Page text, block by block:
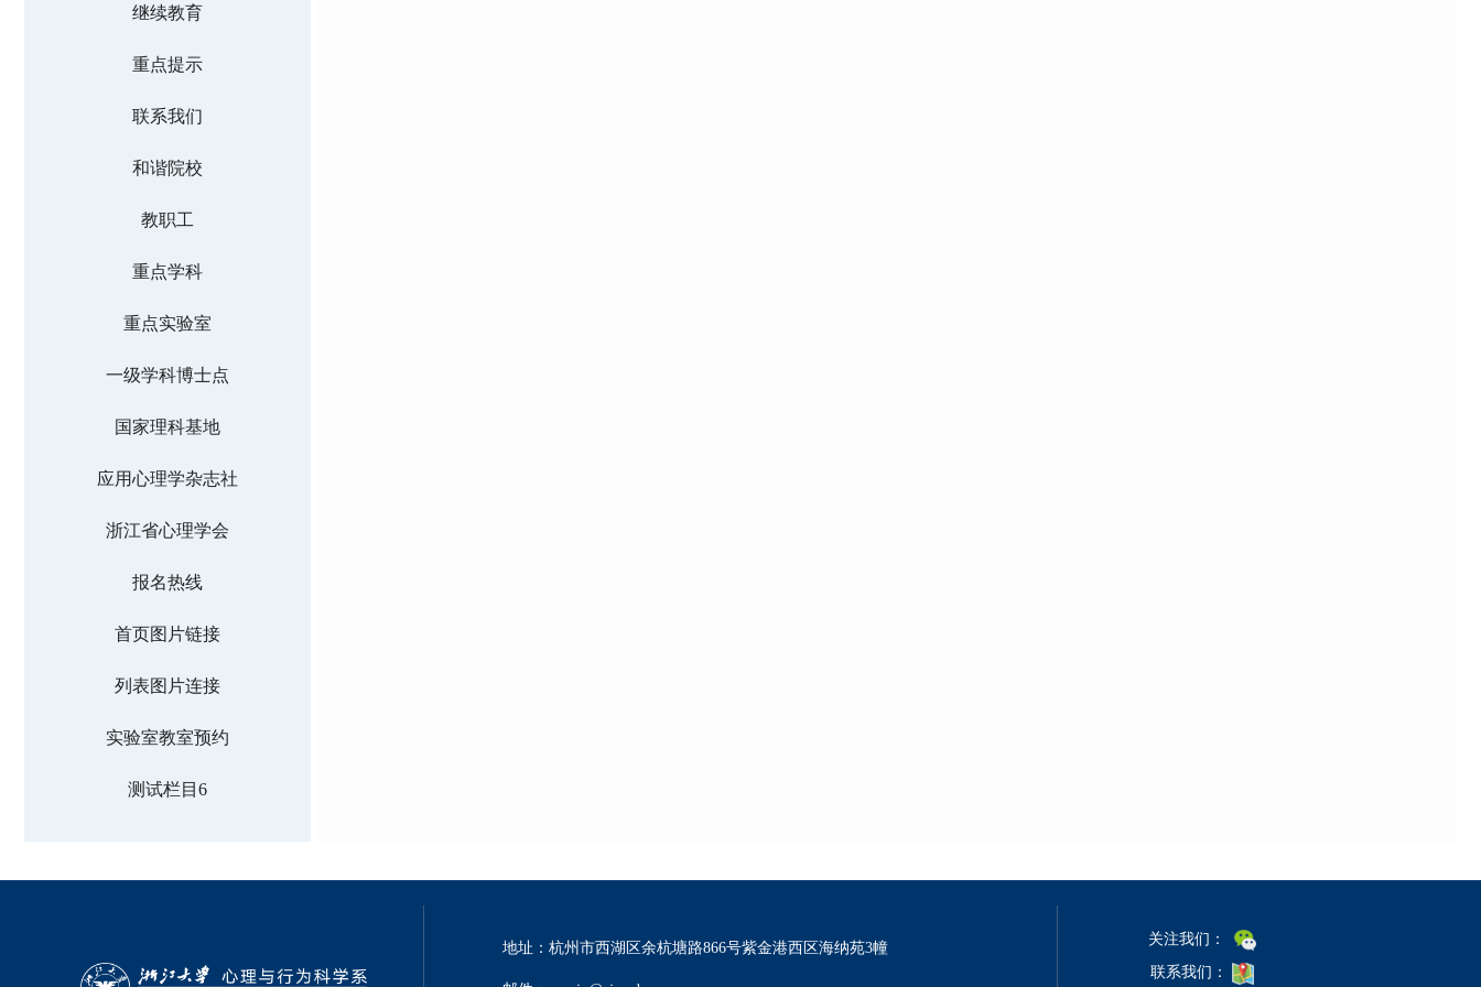
继续教育
重点提示
联系我们
和谐院校
教职工
重点学科
重点实验室
一级学科博士点
国家理科基地
应用心理学杂志社
浙江省心理学会
报名热线
首页图片链接
列表图片连接
实验室教室预约
测试栏目6
地址：杭州市西湖区余杭塘路866号紫金港西区海纳苑3幢
关注我们：
联系我们：